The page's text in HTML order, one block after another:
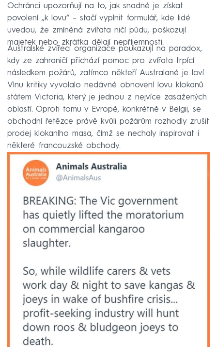
Ochránci upozorňují na to, jak snadné je získat
povolení „k lovu“ – stačí vyplnit formulář, kde lidé
uvedou, že zmíněná zvířata ničí půdu, poškozují
majetek nebo zkrátka dělají nepříjemnosti.
Australské zvířecí organizace poukazují na paradox,
kdy ze zahraničí přichází pomoc pro zvířata trpící
následkem požárů, zatímco někteří Australané je loví.
Vlnu kritiky vyvolalo nedávné obnovení lovu klokanů
státem Victoria, který je jednou z nejvíce zasažených
oblastí. Oproti tomu v Evropě, konkrétně v Belgii, se
obchodní řetězce právě kvůli požárům rozhodly zrušit
prodej klokaního masa, čímž se nechaly inspirovat i
některé francouzské obchody.